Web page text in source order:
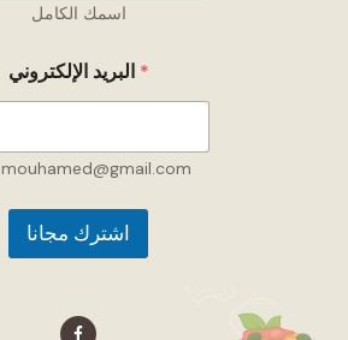
اسمك الكامل
ل
ا
ا
ب
ر
ي
البريد الإلكتروني *
مثال mouhamed@gmail.com
اشترك مجانا